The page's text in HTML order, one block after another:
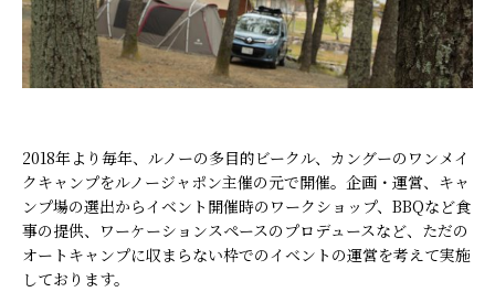
2018年より毎年、ルノーの多目的ビークル、カングーのワンメイ
クキャンプをルノージャポン主催の元で開催。企画・運営、キャ
ンプ場の選出からイベント開催時のワークショップ、BBQなど食
事の提供、ワーケーションスペースのプロデュースなど、ただの
オートキャンプに収まらない枠でのイベントの運営を考えて実施
しております。